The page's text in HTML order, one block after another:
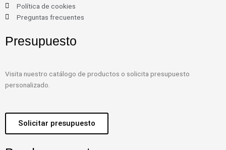
Política de cookies
Preguntas frecuentes
Presupuesto
Visita nuestro catálogo de productos o solicita presupuesto
personalizado.
Solicitar presupuesto